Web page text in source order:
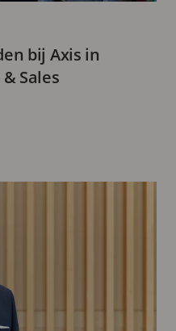
bij Axis in
Sales